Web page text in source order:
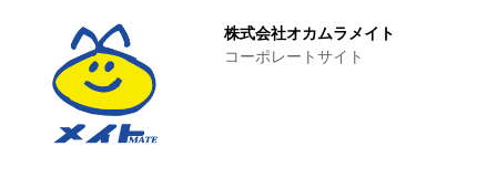
株式会社オカムラメイト
コーポレートサイト